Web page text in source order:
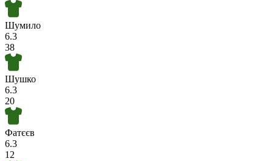
Шумило
6.3
38
Шушко
6.3
20
Фатєєв
6.3
12